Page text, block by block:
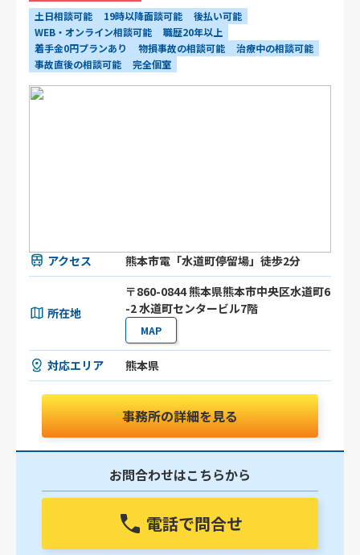
土日相談可能 19時以降面談可能
後払い可能
WEB・オンライン相談可能
職歴20年以上
着手金0円プランあり
物損事故の相談可能
治療中の相談可能
事故直後の相談可能
完全個室
アクセス 熊本市電「水道町停留場」徒歩2分
所在地
〒860-0844 熊本県熊本市中央区水道町6
-2 水道町センタービル7階
MAP
対応エリア 熊本県
事務所の詳細を見る
お問合わせはこちらから
電話で問合せ